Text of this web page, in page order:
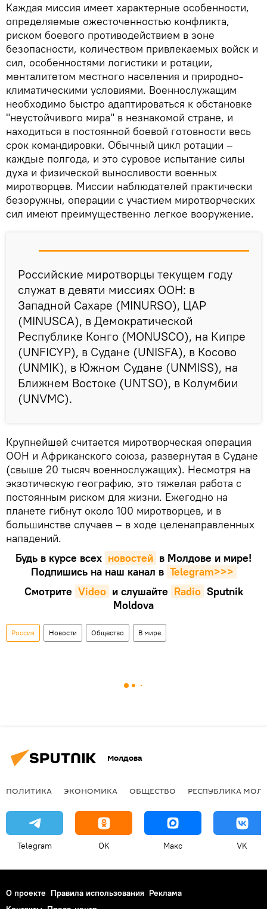
Каждая миссия имеет характерные особенности,
определяемые ожесточенностью конфликта,
риском боевого противодействием в зоне
безопасности, количеством привлекаемых войск и
сил, особенностями логистики и ротации,
менталитетом местного населения и природно-
климатическими условиями. Военнослужащим
необходимо быстро адаптироваться к обстановке
"неустойчивого мира" в незнакомой стране, и
находиться в постоянной боевой готовности весь
срок командировки. Обычный цикл ротации –
каждые полгода, и это суровое испытание силы
духа и физической выносливости военных
миротворцев. Миссии наблюдателей практически
безоружны, операции с участием миротворческих
сил имеют преимущественно легкое вооружение.
Российские миротворцы текущем году
служат в девяти миссиях ООН: в
Западной Сахаре (MINURSO), ЦАР
(MINUSCA), в Демократической
Республике Конго (MONUSCO), на Кипре
(UNFICYP), в Судане (UNISFA), в Косово
(UNMIK), в Южном Судане (UNMISS), на
Ближнем Востоке (UNTSO), в Колумбии
(UNVMC).
Крупнейшей считается миротворческая операция
ООН и Африканского союза, развернутая в Судане
(свыше 20 тысяч военнослужащих). Несмотря на
экзотическую географию, это тяжелая работа с
постоянным риском для жизни. Ежегодно на
планете гибнут около 100 миротворцев, и в
большинстве случаев – в ходе целенаправленных
нападений.
Будь в курсе всех новостей в Молдове и мире!
Подпишись на наш канал в Telegram>>>
Смотрите Video и слушайте Radio Sputnik
Moldova
Россия Новости Общество В мире
Молдова
ПОЛИТИКА ЭКОНОМИКА ОБЩЕСТВО РЕСПУБЛИКА
Telegram OK Макс VK
О проекте Правила использования Реклама